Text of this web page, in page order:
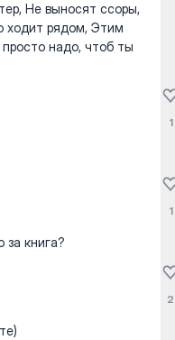
Не выносят ссоры,
ходит рядом, Этим
надо, чтоб ты
1
книга?
1
2